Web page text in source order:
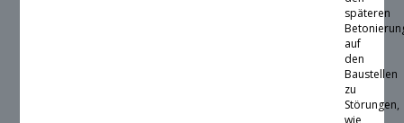
späteren
auf
den
Baustellen
zu
Störungen,
wie